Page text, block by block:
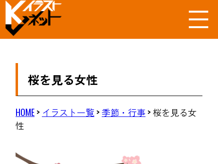
桜を見る女性
HOME> イラスト一覧>季節・行事>桜を見る女
性